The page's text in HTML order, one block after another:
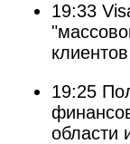
19:33
19:25
области